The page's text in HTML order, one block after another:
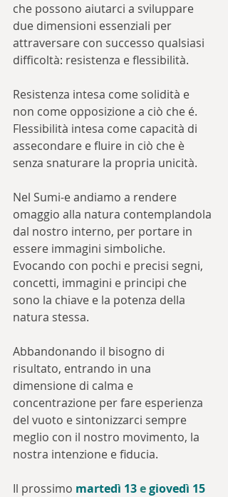
che possono aiutarci a sviluppare
due dimensioni essenziali per
attraversare con successo qualsiasi
difficoltà: resistenza e flessibilità.
Resistenza intesa come solidità e
non come opposizione a ciò che é.
Flessibilità intesa come capacità di
assecondare e fluire in ciò che è
senza snaturare la propria unicità.
Nel Sumi-e andiamo a rendere
omaggio alla natura contemplandola
dal nostro interno, per portare in
essere immagini simboliche.
Evocando con pochi e precisi segni,
concetti, immagini e principi che
sono la chiave e la potenza della
natura stessa.
Abbandonando il bisogno di
risultato, entrando in una
dimensione di calma e
concentrazione per fare esperienza
del vuoto e sintonizzarci sempre
meglio con il nostro movimento, la
nostra intenzione e fiducia.
Il prossimo martedì 13egiovedì 15